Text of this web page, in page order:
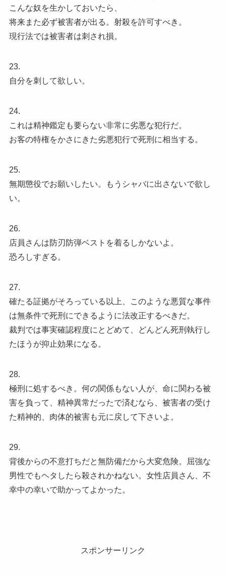
こんな奴を生かしておいたら、
将来また必ず被害者が出る。射殺を許可すべき。
現行法では被害者は刺され損。
23.
自分を刺して欲しい。
24.
これは精神鑑定も要らない非常に劣悪な犯行だ。
お客の特権をかさにきた劣悪犯行で死刑に相当する。
25.
無期懲役でお願いしたい。もうシャバに出さないで欲し
い。
26.
店員さんは防刃防弾ベストを着るしかないよ。
恐ろしすぎる。
27.
確たる証拠がそろっている以上、このような悪質な事件
は無条件で死刑にできるように法改正するべきだ。
裁判では事実確認程度にとどめて、どんどん死刑執行し
たほうが抑止効果になる。
28.
極刑に処するべき。何の関係もない人が、命に関わる被
害を負って、精神異常だったで済むなら、被害者の受け
た精神的、肉体的被害も元に戻して下さいよ。
29.
背後からの不意打ちだと無防備だから大変危険。屈強な
男性でもヘタしたら殺されかねない。女性店員さん、不
幸中の幸いで助かってよかった。
スポンサーリンク